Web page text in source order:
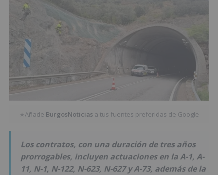
★Añade BurgosNoticias a tus fuentes preferidas de Google
Los contratos, con una duración de tres años
prorrogables, incluyen actuaciones en la A-1, A-
11, N-1, N-122, N-623, N-627 y A-73, además de la